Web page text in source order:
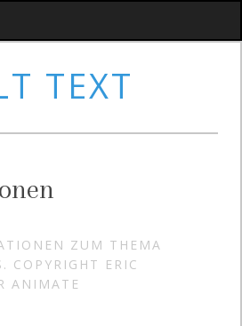
ZUM THEMA
COPYRIGHT ERIC
ANIMATE